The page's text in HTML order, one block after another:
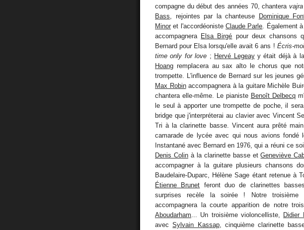
compagne du début des années 70, chanteravajra
Bass , rejointes par la chanteuse Dominique
Minor et l'accordéoniste Claude Parle . Également
accompagnera Elsa Birgé pour deux chansons
Bernard pour Elsa lorsqu'elle avait 6 ans ! Écris-
time only for love ; Hervé Legeayy était déjà à
Hoang remplacera au sax alto le chorus que
trompette. L'influence de Bernard sur les jeunes
Max Robinaccompagnera à la guitare Michèle
chantera elle-même. Le pianiste Benoît Delbecq
le seul à apporter une trompette de poche, il
bridge que j'interpréterai au clavier avec Vincent
Tri à la clarinette basse. Vincent aura prêté
camarade de lycée avec qui nous avions fondé
Instantané avec Bernard en 1976, qui a réuni ce
Denis Colinà la clarinette basse etGeneviève
accompagner à la guitare plusieurs chansons
Baudelaire-Duparc, Hélène Sage étant retenue à
Étienne Brunet feront duo de clarinettes
surprises recèle la soirée ! Notre troisième
accompagnera la courte apparition de notre
Aboudarham ... Un troisième violoncelliste, Didier
avecSylvain Kassap, cinquième clarinette